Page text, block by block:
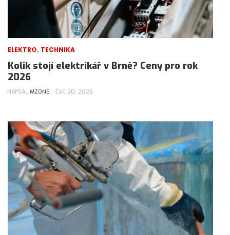
ELEKTRO, TECHNIKA
Kolik stojí elektrikář v Brně? Ceny pro rok
2026
NAPSAL MZONE ČVC 20, 2026